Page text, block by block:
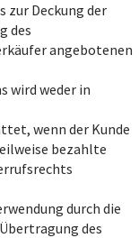
zur Deckung der
des
angebotenen
wird weder in
wenn der Kunde
bezahlte
durch die
des